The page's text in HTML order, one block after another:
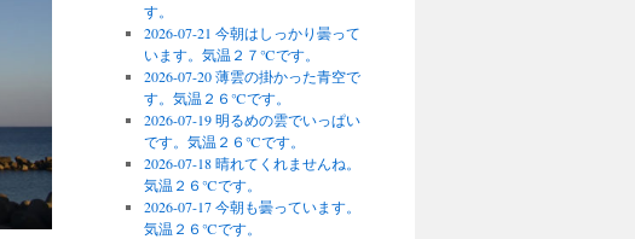
す。
2026-07-21 今朝はしっかり曇って
います。気温２７℃です。
2026-07-20 薄雲の掛かった青空で
す。気温２６℃です。
2026-07-19 明るめの雲でいっぱい
です。気温２６℃です。
2026-07-18 晴れてくれませんね。
気温２６℃です。
2026-07-17 今朝も曇っています。
気温２６℃です。